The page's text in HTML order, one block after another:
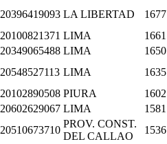
20396419093 LA LIBERTAD
20100821371 LIMA
20349065488 LIMA
20548527113 LIMA
20102890508 PIURA
20602629067 LIMA
20510673710
PROV. CONST.
DEL CALLAO